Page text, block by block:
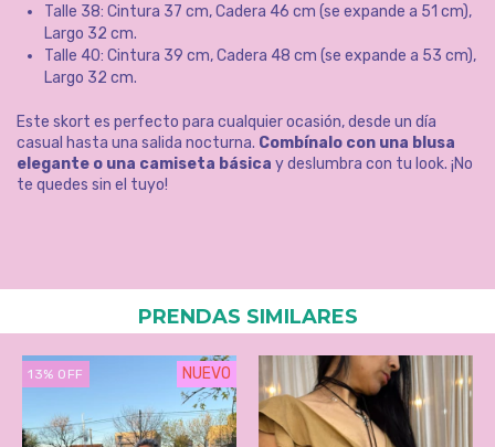
Talle 38: Cintura 37 cm, Cadera 46 cm (se expande a 51 cm),
Largo 32 cm.
Talle 40: Cintura 39 cm, Cadera 48 cm (se expande a 53 cm),
Largo 32 cm.
Este skort es perfecto para cualquier ocasión, desde un día
casual hasta una salida nocturna. Combínalo con una blusa
elegante o una camiseta básica y deslumbra con tu look. ¡No
te quedes sin el tuyo!
PRENDAS SIMILARES
13% OFF NUEVO